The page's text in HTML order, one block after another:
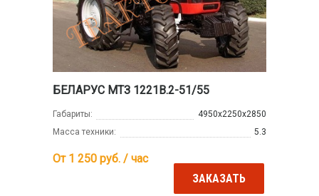
БЕЛАРУС МТЗ 1221В.2-51/55
Габариты:
4950х2250х2850
Масса техники:
5.3
От 1 250 руб. / час
ЗАКАЗАТЬ